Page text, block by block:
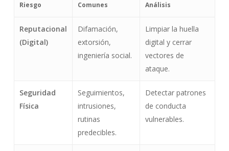
Riesgo
Comunes
Análisis
Reputacional
(Digital)
Difamación,
extorsión,
ingeniería social.
Limpiar la huella
digital y cerrar
vectores de
ataque.
Seguridad
Física
Seguimientos,
intrusiones,
rutinas
predecibles.
Detectar patrones
de conducta
vulnerables.